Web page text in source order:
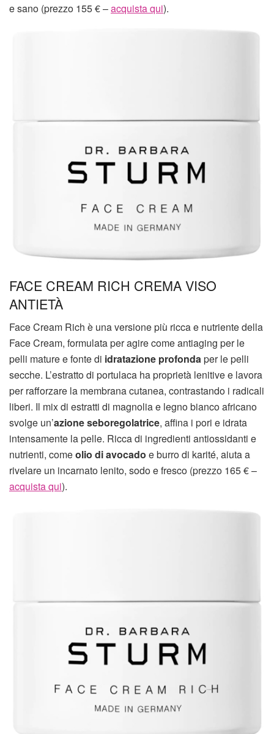
e sano (prezzo 155 € –acquista qui).
FACE CREAM RICH CREMA VISO
ANTIETÀ
Face Cream Rich è una versione più ricca e nutriente della
Face Cream, formulata per agire come antiaging per le
pelli mature e fonte di idratazione profondaper le pelli
secche. L’estratto di portulaca ha proprietà lenitive e lavora
per rafforzare la membrana cutanea, contrastando i radicali
liberi. Il mix di estratti di magnolia e legno bianco africano
svolge un’azione seboregolatrice, affina i pori e idrata
intensamente la pelle. Ricca di ingredienti antiossidanti e
nutrienti, comeolio di avocado e burro di karité, aiuta a
rivelare un incarnato lenito, sodo e fresco (prezzo 165 € –
acquista qui).